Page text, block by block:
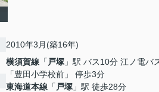
2010年3月(築16年)
横須賀線 「 戸塚 」駅 バス10分 江ノ電バ
「豊田小学校前」 停歩3分
東海道本線 「 戸塚 」駅 徒歩28分